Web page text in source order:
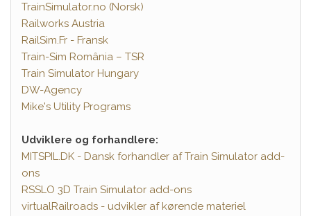
TrainSimulator.no (Norsk)
Railworks Austria
RailSim.Fr - Fransk
Train-Sim România – TSR
Train Simulator Hungary
DW-Agency
Mike's Utility Programs
Udviklere og forhandlere:
MITSPIL.DK - Dansk forhandler af Train Simulator add-
ons
RSSLO 3D Train Simulator add-ons
virtualRailroads - udvikler af kørende materiel